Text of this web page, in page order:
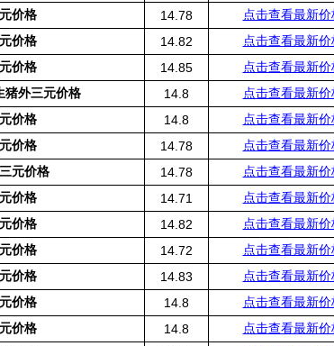
价格
14.78
点击查看最新价
价格
14.82
点击查看最新价
价格
14.85
点击查看最新价
猪外三元价格
14.8
点击查看最新价
价格
14.8
点击查看最新价
价格
14.78
点击查看最新价
元价格
14.78
点击查看最新价
价格
14.71
点击查看最新价
价格
14.82
点击查看最新价
价格
14.72
点击查看最新价
价格
14.83
点击查看最新价
价格
14.8
点击查看最新价
价格
14.8
点击查看最新价